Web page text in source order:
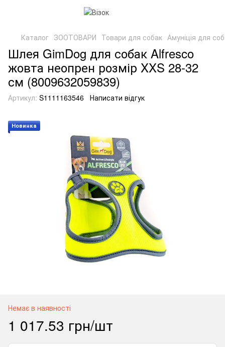
Каталог ЗООТОВАРИ Товари для собак Амуніція для
Шлея GimDog для собак Alfresco
жовта неопрен розмір XXS 28-32
см (8009632059839)
Артикул: S1111163546 Написати відгук
Новинка
Немає в наявності
1 017.53 грн/шт